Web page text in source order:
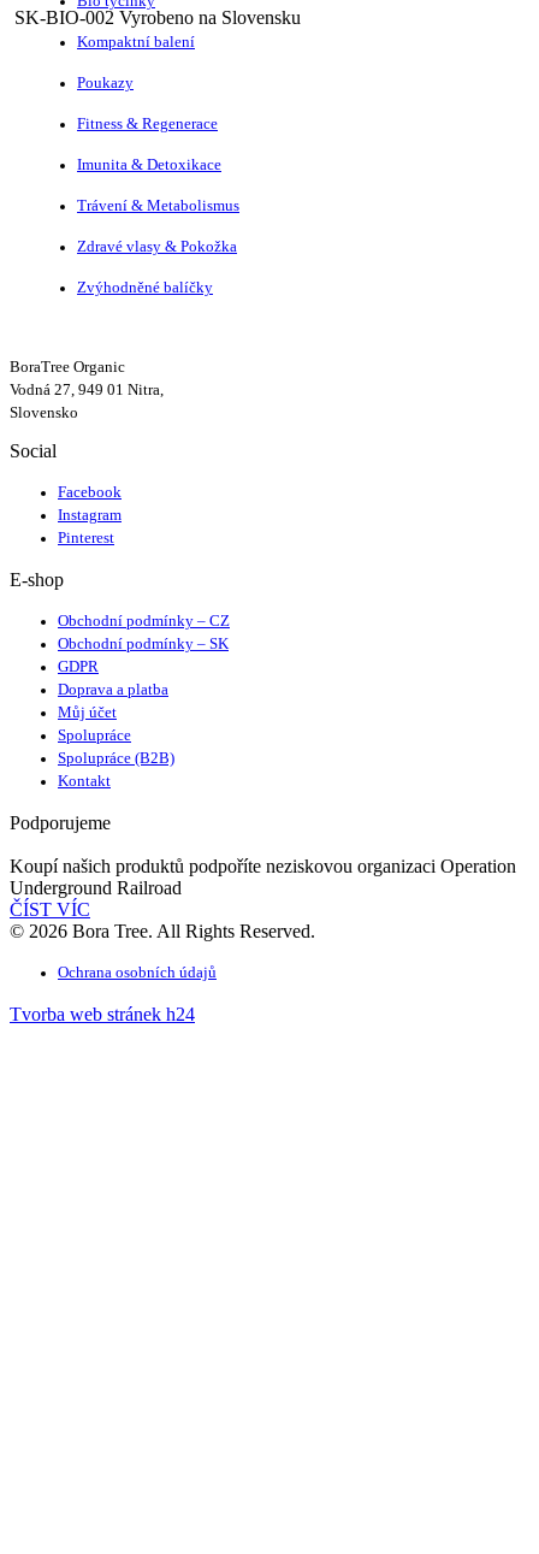
SK-BIO-002 Vyrobeno na Slovensku
Kompaktní balení
Poukazy
Fitness & Regenerace
Imunita & Detoxikace
Trávení & Metabolismus
Zdravé vlasy & Pokožka
Zvýhodněné balíčky
BoraTree Organic
Vodná 27, 949 01 Nitra,
Slovensko
Social
Facebook
Instagram
Pinterest
E-shop
Obchodní podmínky – CZ
Obchodní podmínky – SK
GDPR
Doprava a platba
Můj účet
Spolupráce
Spolupráce (B2B)
Kontakt
Podporujeme
Koupí našich produktů podpoříte neziskovou organizaci Operation
Underground Railroad
ČÍST VÍC
© 2026 Bora Tree. All Rights Reserved.
Ochrana osobních údajů
Tvorba web stránek h24